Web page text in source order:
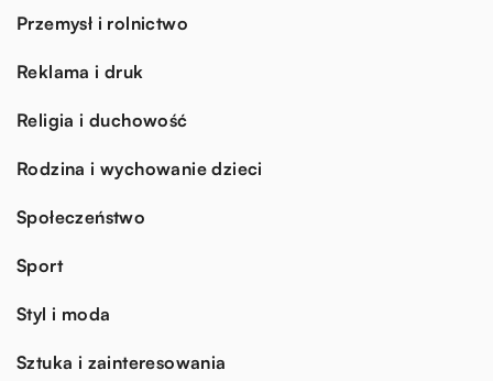
Przemysł i rolnictwo
Reklama i druk
Religia i duchowość
Rodzina i wychowanie dzieci
Społeczeństwo
Sport
Styl i moda
Sztuka i zainteresowania